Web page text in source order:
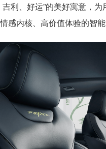
吉利、好运”的美好寓意，
感内核、高价值体验的智